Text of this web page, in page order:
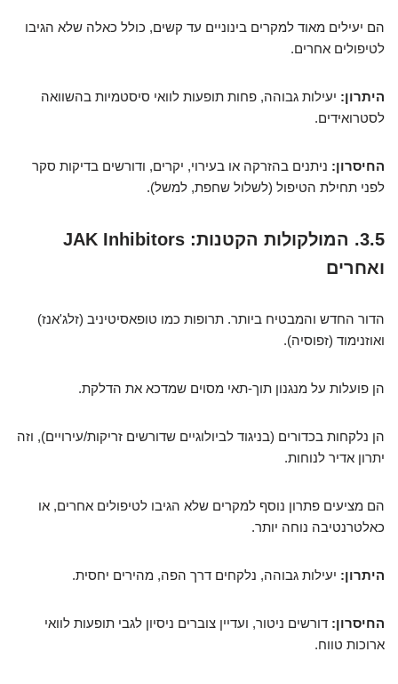
הם יעילים מאוד למקרים בינוניים עד קשים, כולל כאלה שלא הגיבו
לטיפולים אחרים.
היתרון: יעילות גבוהה, פחות תופעות לוואי סיסטמיות בהשוואה
לסטרואידים.
החיסרון: ניתנים בהזרקה או בעירוי, יקרים, ודורשים בדיקות סקר
לפני תחילת הטיפול (לשלול שחפת, למשל).
3.5. המולקולות הקטנות: JAK Inhibitors
ואחרים
הדור החדש והמבטיח ביותר. תרופות כמו טופאסיטיניב (זלג'אנז)
ואוזנימוד (זפוסיה).
הן פועלות על מנגנון תוך-תאי מסוים שמדכא את הדלקת.
הן נלקחות בכדורים (בניגוד לביולוגיים שדורשים זריקות/עירויים), וזה
יתרון אדיר לנוחות.
הם מציעים פתרון נוסף למקרים שלא הגיבו לטיפולים אחרים, או
כאלטרנטיבה נוחה יותר.
היתרון: יעילות גבוהה, נלקחים דרך הפה, מהירים יחסית.
החיסרון: דורשים ניטור, ועדיין צוברים ניסיון לגבי תופעות לוואי
ארוכות טווח.